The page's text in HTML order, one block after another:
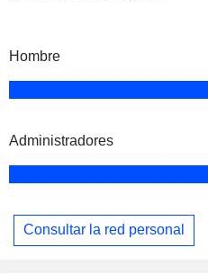
Hombre
Administradores
Consultar la red personal